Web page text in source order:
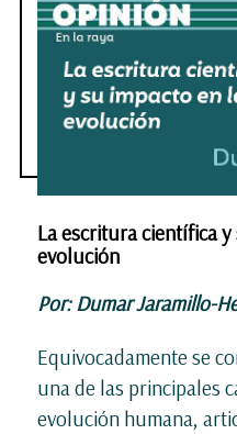
La escritura científica
evolución
Por: Dumar Jaramillo-
Equivocadamente se
una de las principales
evolución humana,